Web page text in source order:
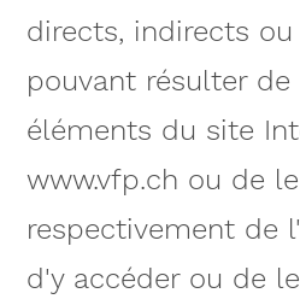
directs, indirects
pouvant résulter de
éléments du site
www.vfp.ch ou de
respectivement de
d'y accéder ou de